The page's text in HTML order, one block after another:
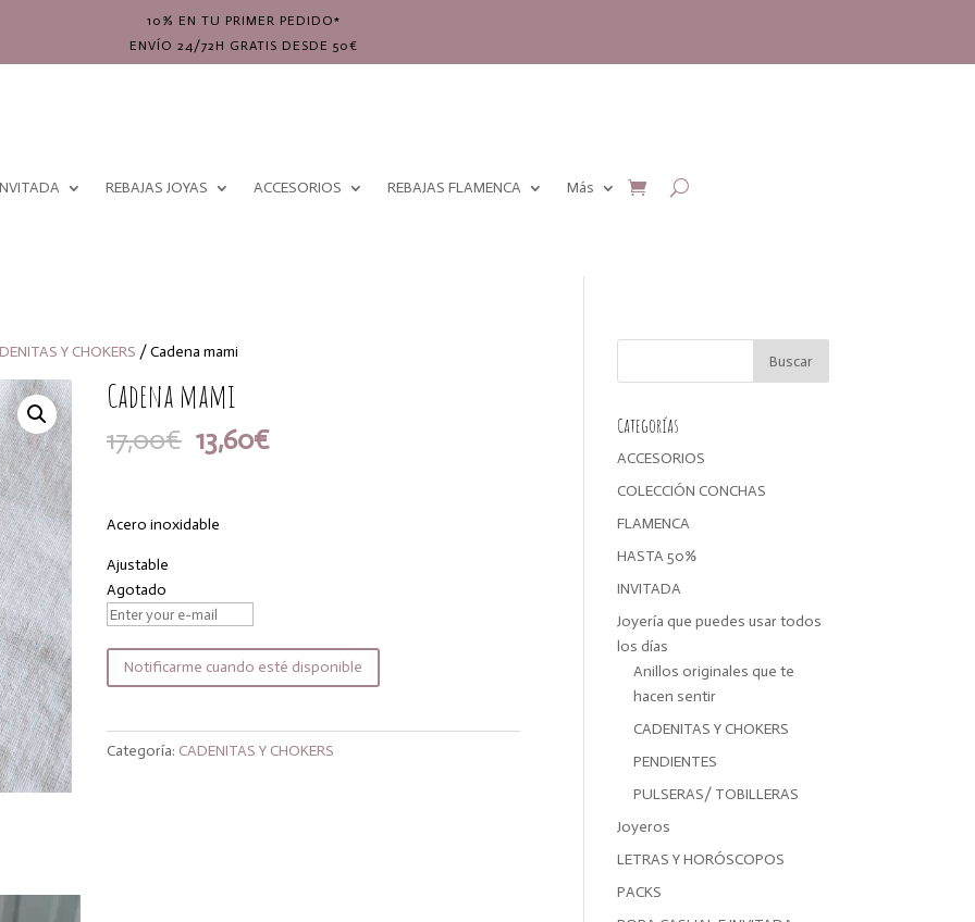
10% EN TU PRIMER PEDIDO*
ENVÍO 24/72H GRATIS DESDE 50€
REBAJAS JOYAS ACCESORIOS REBAJAS FLAMENCA Más
Y CHOKERS / Cadena mami
Cadena mami
17,00€ El
precio
era:
17,00€.
13,60€El
Acero inoxidable
Ajustable
Agotado
Notificarme cuando esté disponible
Categoría: CADENITAS Y CHOKERS
Categorías
ACCESORIOS
COLECCIÓN CONCHAS
FLAMENCA
HASTA 50%
INVITADA
Joyería que puedes usar todos
los días
Anillos originales que te
hacen sentir
CADENITAS Y CHOKERS
PENDIENTES
PULSERAS/ TOBILLERAS
Joyeros
LETRAS Y HORÓSCOPOS
PACKS